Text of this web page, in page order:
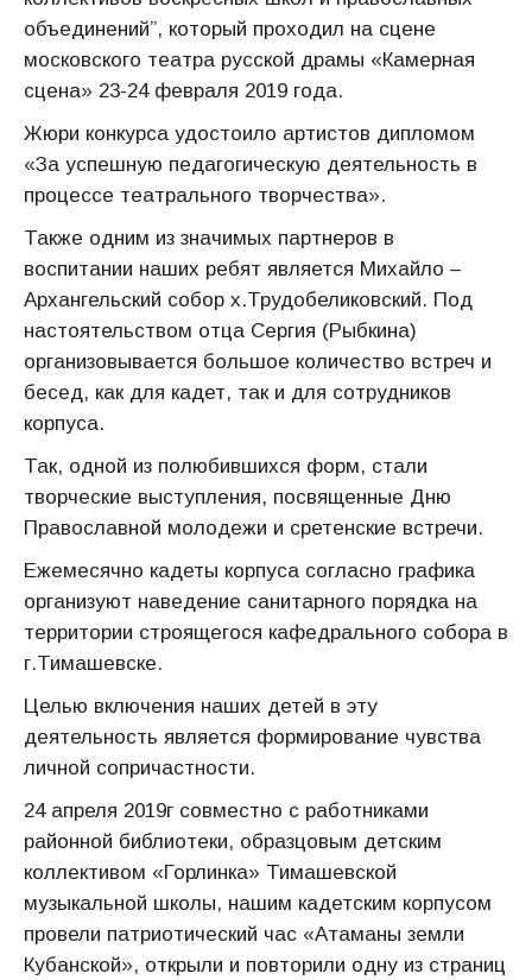
объединений”, который проходил на сцене
московского театра русской драмы «Камерная
сцена» 23-24 февраля 2019 года.
Жюри конкурса удостоило артистов дипломом
«За успешную педагогическую деятельность в
процессе театрального творчества».
Также одним из значимых партнеров в
воспитании наших ребят является Михайло –
Архангельский собор х.Трудобеликовский. Под
настоятельством отца Сергия (Рыбкина)
организовывается большое количество встреч и
бесед, как для кадет, так и для сотрудников
корпуса.
Так, одной из полюбившихся форм, стали
творческие выступления, посвященные Дню
Православной молодежи и сретенские встречи.
Ежемесячно кадеты корпуса согласно графика
организуют наведение санитарного порядка на
территории строящегося кафедрального собора в
г.Тимашевске.
Целью включения наших детей в эту
деятельность является формирование чувства
личной сопричастности.
24 апреля 2019г совместно с работниками
районной библиотеки, образцовым детским
коллективом «Горлинка» Тимашевской
музыкальной школы, нашим кадетским корпусом
провели патриотический час «Атаманы земли
Кубанской», открыли и повторили одну из страниц